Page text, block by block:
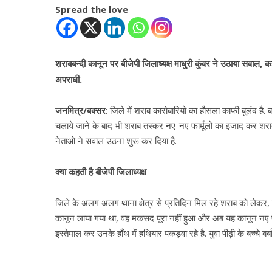
Spread the love
शराबबन्दी कानून पर बीजेपी जिलाध्यक्ष माधुरी कुंवर ने उठाया सवाल,
अपराधी.
जनमित्र/बक्सर: जिले में शराब कारोबारियो का हौसला काफी बुलंद
चलाये जाने के बाद भी शराब तस्कर नए-नए फार्मूलो का इजाद कर
नेताओ ने सवाल उठना शुरू कर दिया है.
क्या कहती है बीजेपी जिलाध्यक्ष
जिले के अलग अलग थाना क्षेत्र से प्रतिदिन मिल रहे शराब को
कानून लाया गया था, वह मकसद पूरा नहीं हुआ और अब यह कानून नए
इस्तेमाल कर उनके हाँथ में हथियार पकड़वा रहे है. युवा पीढ़ी के बच्चे